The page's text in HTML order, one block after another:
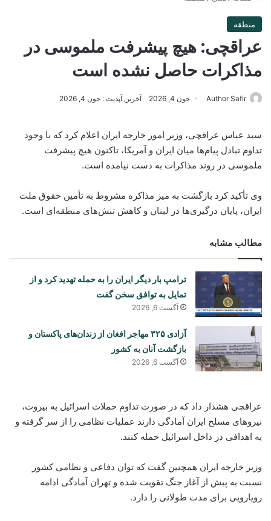
منطقه
عراقچی: هیچ پیشرفت ملموسی در
مذاکرات حاصل نشده است
Author Safir جون 4, 2026 آخرین آپدیت : جون 4, 2026
سید عباس عراقچی، وزیر امور خارجه ایران اعلام کرد که با وجود
تداوم تبادل پیام‌ها میان ایران و آمریکا، تاکنون هیچ پیشرفت
ملموسی در روند مذاکرات به دست نیامده است.
وی تأکید کرد بازگشت به میز مذاکره مشروط به تأمین حقوق ملت
ایران، پایان درگیری‌ها در لبنان و کاهش تنش‌های منطقه‌ای است.
مطالب مشابه
ترامپ بار دیگر ایران را به حمله تهدید کرد و از
تمایل به توافق سخن گفت
آگست 6, 2026
آزادی ۳۲۵ مهاجر افغان از زندان‌های پاکستان و
بازگشت آنان به کشور
آگست 6, 2026
عراقچی هشدار داد که در صورت تداوم حملات اسرائیل به بیروت،
نیروهای مسلح ایران آمادگی دارند عملیات نظامی را از سر گرفته و
به اهدافی در داخل اسرائیل حمله کنند.
وزیر خارجه ایران همچنین گفت که توان دفاعی و نظامی کشور
نسبت به پیش از آغاز جنگ تقویت شده و تهران آمادگی ادامه
رویارویی برای مدت طولانی را دارد.